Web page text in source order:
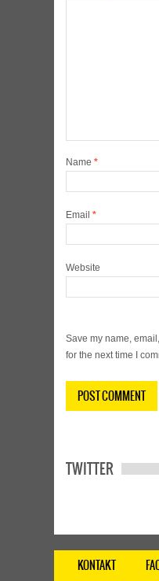
Name *
Email *
Website
Save my name,
for the next time I
TWITTER
KONTAKT